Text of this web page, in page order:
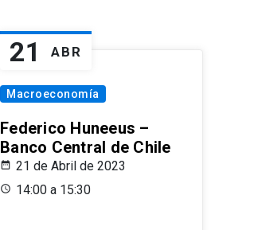
21 ABR
Macroeconomía
Federico Huneeus –
Banco Central de Chile
21 de Abril de 2023
14:00 a 15:30